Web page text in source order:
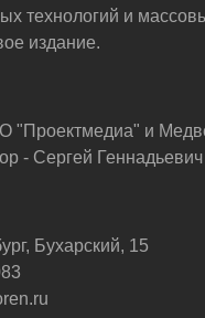
технологий и
издание.
"Проектмедиа" и
- Сергей
Бухарский, 15